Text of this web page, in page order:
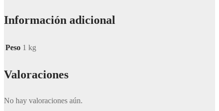
Información adicional
Peso 1 kg
Valoraciones
No hay valoraciones aún.